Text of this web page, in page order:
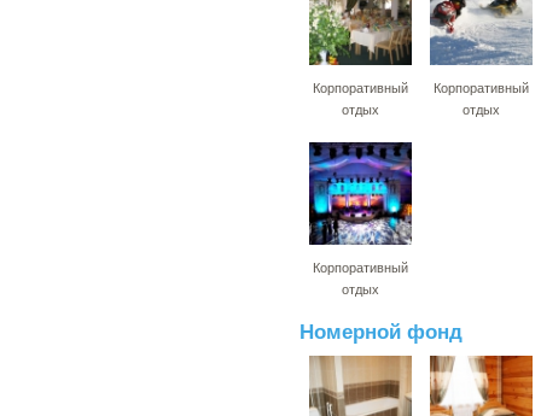
Корпоративный
отдых
Корпоративный
отдых
Корпоративный
отдых
Номерной фонд